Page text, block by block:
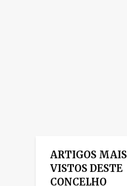
ARTIGOS MAIS
VISTOS DESTE
CONCELHO